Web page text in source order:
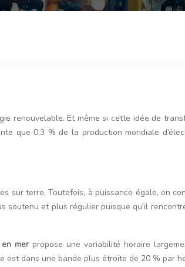
renouvelable. Et même si cette idée de
que 0,3 % de la production mondiale
sur terre. Toutefois, à puissance égale, on
soutenu et plus régulier puisque qu’il
merpropose une variabilité horaire
dans une bande plus étroite de 20 % par